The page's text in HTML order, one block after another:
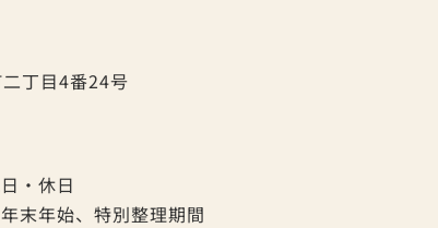
丁目4番24号
・休日
末年始、特別整理期間